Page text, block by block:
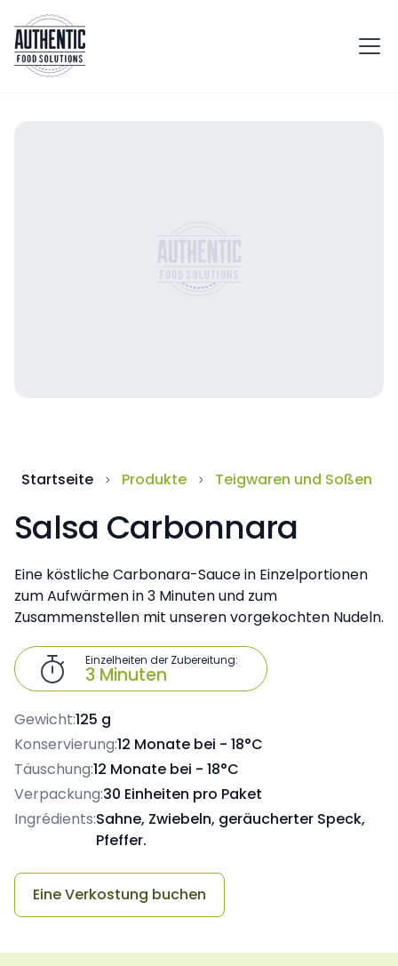
Startseite Produkte Teigwaren und Soßen
Salsa Carbonnara
Eine köstliche Carbonara-Sauce in Einzelportionen
zum Aufwärmen in 3 Minuten und zum
Zusammenstellen mit unseren vorgekochten Nudeln.
 Einzelheiten der Zubereitung:
3 Minuten
Gewicht:125 g
Konservierung:12 Monate bei - 18°C
Täuschung:12 Monate bei - 18°C
Verpackung:30 Einheiten pro Paket
Ingrédients:Sahne, Zwiebeln, geräucherter Speck,
Pfeffer.
Eine Verkostung buchen